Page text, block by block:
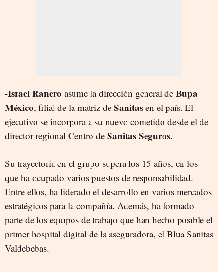
-Israel Ranero asume la dirección general de Bupa
México, filial de la matriz de Sanitas en el país. El
ejecutivo se incorpora a su nuevo cometido desde el de
director regional Centro de Sanitas Seguros.
Su trayectoria en el grupo supera los 15 años, en los
que ha ocupado varios puestos de responsabilidad.
Entre ellos, ha liderado el desarrollo en varios mercados
estratégicos para la compañía. Además, ha formado
parte de los equipos de trabajo que han hecho posible el
primer hospital digital de la aseguradora, el Blua Sanitas
Valdebebas.